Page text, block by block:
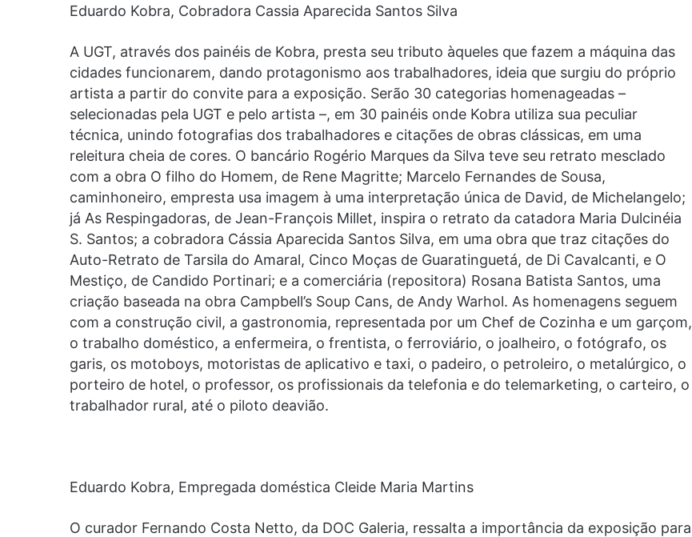
Eduardo Kobra, Cobradora Cassia Aparecida Santos Silva
A UGT, através dos painéis de Kobra, presta seu tributo àqueles que fazem a máquina das
cidades funcionarem, dando protagonismo aos trabalhadores, ideia que surgiu do próprio
artista a partir do convite para a exposição. Serão 30 categorias homenageadas –
selecionadas pela UGT e pelo artista –, em 30 painéis onde Kobra utiliza sua peculiar
técnica, unindo fotografias dos trabalhadores e citações de obras clássicas, em uma
releitura cheia de cores. O bancário Rogério Marques da Silva teve seu retrato mesclado
com a obra O filho do Homem, de Rene Magritte; Marcelo Fernandes de Sousa,
caminhoneiro, empresta usa imagem à uma interpretação única de David, de Michelangelo;
já As Respingadoras, de Jean-François Millet, inspira o retrato da catadora Maria Dulcinéia
S. Santos; a cobradora Cássia Aparecida Santos Silva, em uma obra que traz citações do
Auto-Retrato de Tarsila do Amaral, Cinco Moças de Guaratinguetá, de Di Cavalcanti, e O
Mestiço, de Candido Portinari; e a comerciária (repositora) Rosana Batista Santos, uma
criação baseada na obra Campbell’s Soup Cans, de Andy Warhol. As homenagens seguem
com a construção civil, a gastronomia, representada por um Chef de Cozinha e um garçom,
o trabalho doméstico, a enfermeira, o frentista, o ferroviário, o joalheiro, o fotógrafo, os
garis, os motoboys, motoristas de aplicativo e taxi, o padeiro, o petroleiro, o metalúrgico, o
porteiro de hotel, o professor, os profissionais da telefonia e do telemarketing, o carteiro, o
trabalhador rural, até o piloto deavião.
Eduardo Kobra, Empregada doméstica Cleide Maria Martins
O curador Fernando Costa Netto, da DOC Galeria, ressalta a importância da exposição para